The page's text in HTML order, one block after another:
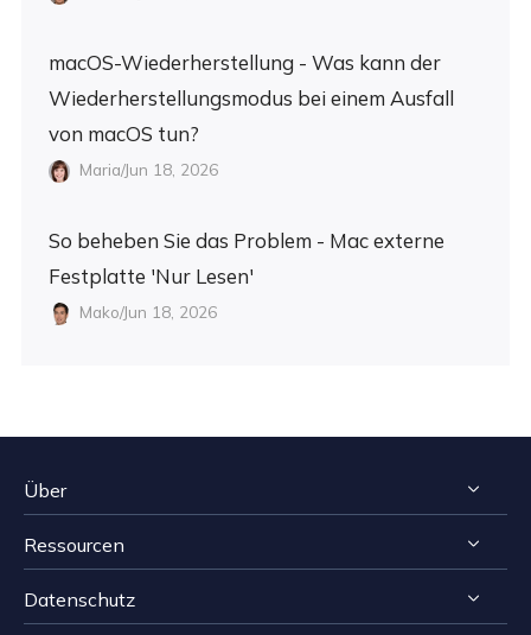
macOS-Wiederherstellung - Was kann der
Wiederherstellungsmodus bei einem Ausfall
von macOS tun?
Maria/Jun 18, 2026
So beheben Sie das Problem - Mac externe
Festplatte 'Nur Lesen'
Mako/Jun 18, 2026
Über
Impressum
Reviews & Awards
Ressourcen
Tipps zur Windows Datenrettung
Datenschutz